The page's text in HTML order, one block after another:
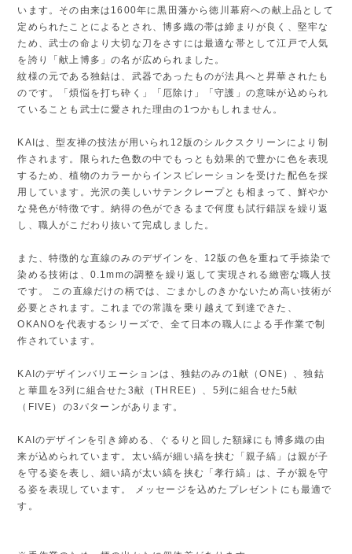
います。その由来は1600年に黒田藩から徳川幕府への献上品として
定められたことによるとされ、博多織の帯は締まりが良く、堅牢な
ため、武士の命より大切な刀をさすには最適な帯として江戸で人気
を誇り「献上博多」の名が広められました。
紋様の元である独鈷は、武器であったものが法具へと昇華されたも
のです。「煩悩を打ち砕く」「厄除け」「守護」の意味が込められ
ていることも武士に愛された理由の1つかもしれません。
KAIは、型友禅の技法が用いられ12版のシルクスクリーンにより制
作されます。限られた色数の中でもっとも効果的で豊かに色を表現
するため、植物のカラーからインスピレーションを受けた配色を採
用しています。光沢の美しいサテンクレープとも相まって、鮮やか
な発色が特徴です。納得の色ができるまで何度も試行錯誤を繰り返
し、職人がこだわり抜いて完成しました。
また、特徴的な直線のみのデザインを、12版の色を重ねて手捺染で
染める技術は、0.1mmの調整を繰り返して実現される緻密な職人技
です。 この直線だけの柄では、ごまかしのきかないため高い技術が
必要とされます。これまでの常識を乗り越えて到達できた、
OKANOを代表するシリーズで、全て日本の職人による手作業で制
作されています。
KAIのデザインバリエーションは、独鈷のみの1献（ONE）、独鈷
と華皿を3列に組合せた3献（THREE）、5列に組合せた5献
（FIVE）の3パターンがあります。
KAIのデザインを引き締める、ぐるりと回した額縁にも博多織の由
来が込められています。太い縞が細い縞を挟む「親子縞」は親が子
を守る姿を表し、細い縞が太い縞を挟む「孝行縞」は、子が親を守
る姿を表現しています。 メッセージを込めたプレゼントにも最適で
す。